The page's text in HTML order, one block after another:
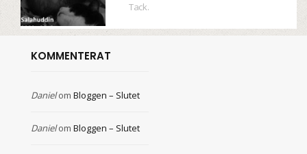
Tack.
KOMMENTERAT
Danielom Bloggen – Slutet
Danielom Bloggen – Slutet